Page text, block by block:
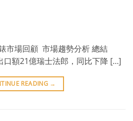
市場回顧 市場趨勢分析 總結
口額21億瑞士法郎，同比下降 […]
READING →